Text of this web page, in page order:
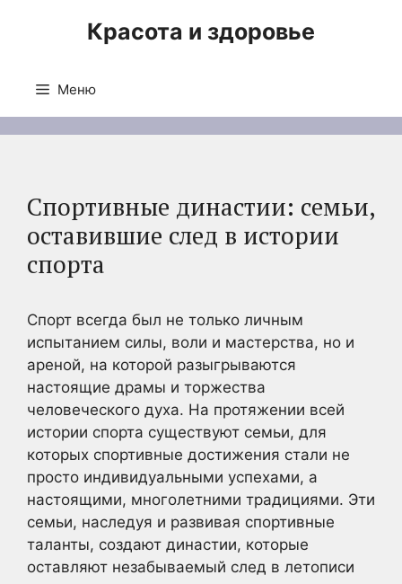
Красота и здоровье
Меню
Спортивные династии: семьи,
оставившие след в истории
спорта
Спорт всегда был не только личным
испытанием силы, воли и мастерства, но и
ареной, на которой разыгрываются
настоящие драмы и торжества
человеческого духа. На протяжении всей
истории спорта существуют семьи, для
которых спортивные достижения стали не
просто индивидуальными успехами, а
настоящими, многолетними традициями. Эти
семьи, наследуя и развивая спортивные
таланты, создают династии, которые
оставляют незабываемый след в летописи